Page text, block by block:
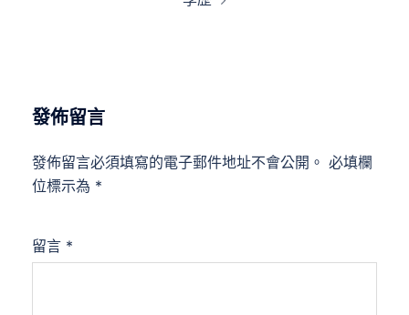
發佈留言
發佈留言必須填寫的電子郵件地址不會公開。 必填欄
位標示為 *
留言 *